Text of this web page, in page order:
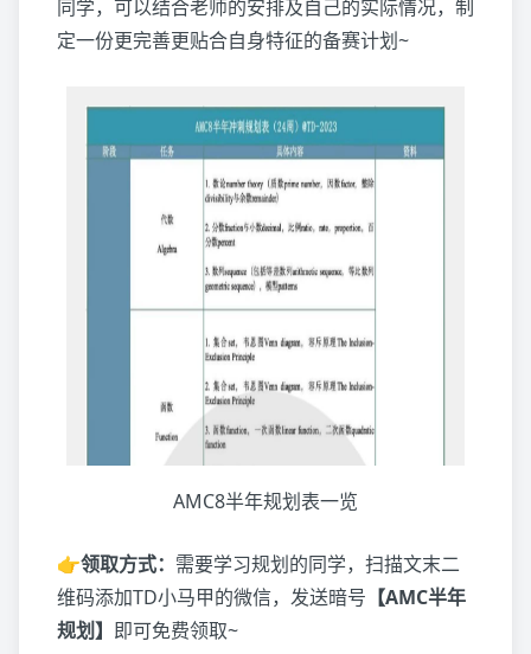
同学，可以结合老师的安排及自己的实际情况，制
定一份更完善更贴合自身特征的备赛计划~
AMC8半年规划表一览
👉领取方式： 需要学习规划的同学，扫描文末二
维码添加TD小马甲的微信，发送暗号 【AMC半年
规划】 即可免费领取~